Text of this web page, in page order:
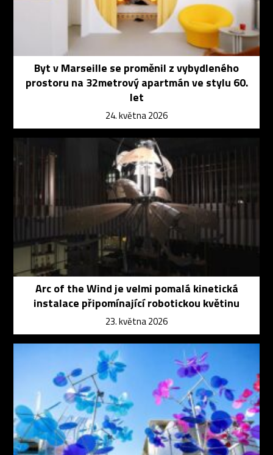
Byt v Marseille se proměnil z vybydleného
prostoru na 32metrový apartmán ve stylu 60.
let
24. května 2026
Arc of the Wind je velmi pomalá kinetická
instalace připomínající robotickou květinu
23. května 2026